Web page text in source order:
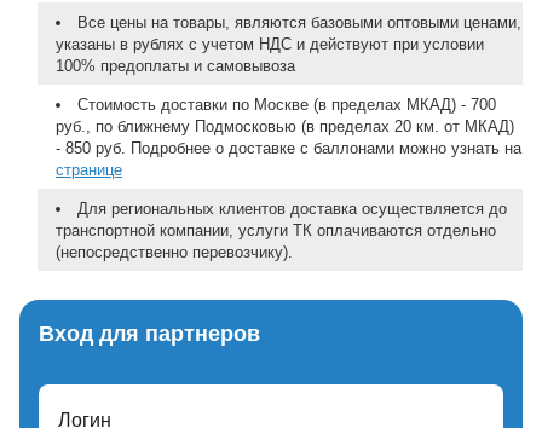
Все цены на товары, являются базовыми оптовыми ценами,
указаны в рублях с учетом НДС и действуют при условии
100% предоплаты и самовывоза
Стоимость доставки по Москве (в пределах МКАД) - 700
руб., по ближнему Подмосковью (в пределах 20 км. от МКАД)
- 850 руб. Подробнее о доставке с баллонами можно узнать на
странице
Для региональных клиентов доставка осуществляется до
транспортной компании, услуги ТК оплачиваются отдельно
(непосредственно перевозчику).
Вход для партнеров
Логин